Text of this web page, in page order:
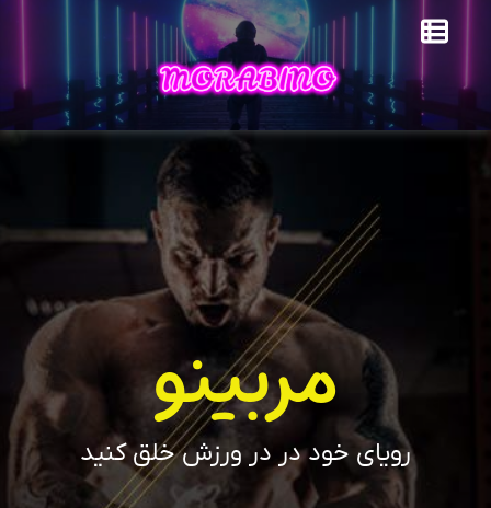
مربینو
رویای خود در در ورزش خلق کنید